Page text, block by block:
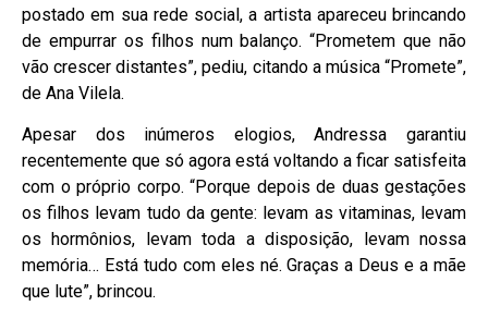
postado em sua rede social, a artista apareceu brincando
de empurrar os filhos num balanço. “Prometem que não
vão crescer distantes”, pediu, citando a música “Promete”,
de Ana Vilela.
Apesar dos inúmeros elogios, Andressa garantiu
recentemente que só agora está voltando a ficar satisfeita
com o próprio corpo. “Porque depois de duas gestações
os filhos levam tudo da gente: levam as vitaminas, levam
os hormônios, levam toda a disposição, levam nossa
memória… Está tudo com eles né. Graças a Deus e a mãe
que lute”, brincou.